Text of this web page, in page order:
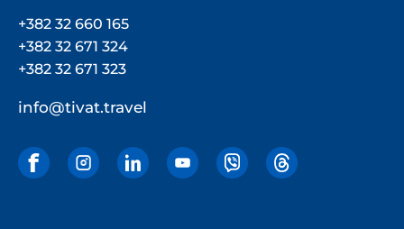
+382 32 660 165
+382 32 671 324
+382 32 671 323
info@tivat.travel